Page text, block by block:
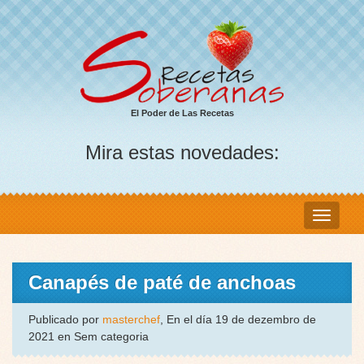
El Poder de Las Recetas
Mira estas novedades:
Canapés de paté de anchoas
Publicado por masterchef, En el día 19 de dezembro de
2021 en Sem categoria